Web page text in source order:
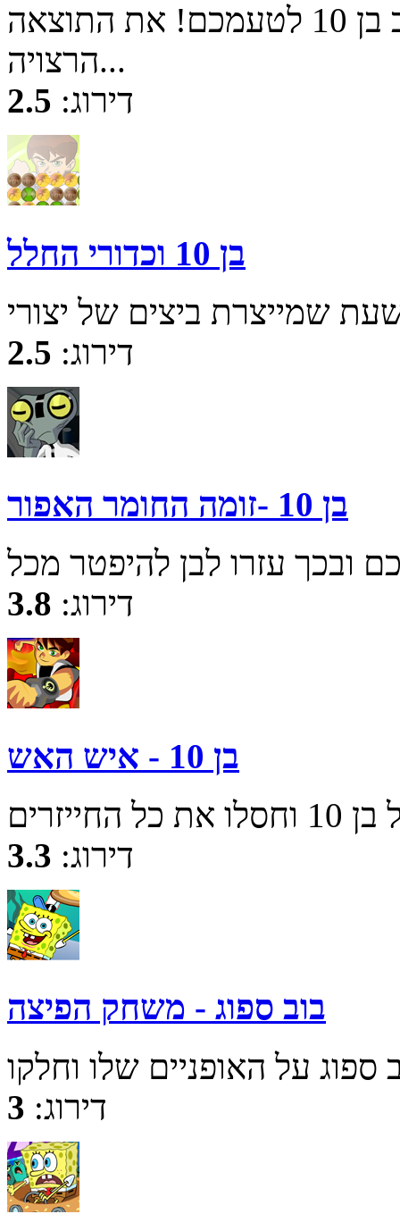
הלבישו את גיבורכם האהוב בן 10 לטעמכם! את התוצאה
הרצויה...
דירוג: 2.5
בן 10 וכדורי החלל
דירוג: 2.5
בן 10 -זומה החומר האפור
דירוג: 3.8
בן 10 - איש האש
דירוג: 3.3
בוב ספוג - משחק הפיצה
דירוג: 3